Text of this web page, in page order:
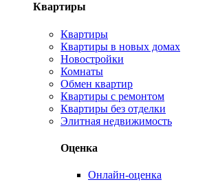
Квартиры
Квартиры
Квартиры в новых домах
Новостройки
Комнаты
Обмен квартир
Квартиры с ремонтом
Квартиры без отделки
Элитная недвижимость
Оценка
Онлайн-оценка